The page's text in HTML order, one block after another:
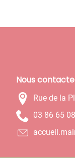
Nous
Rue de la
97 80 56